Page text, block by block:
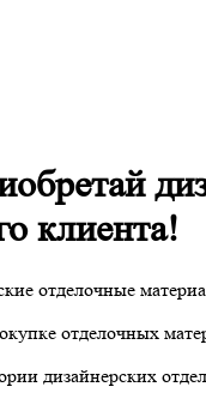
клиента!
отделочные
отделочных
дизайнерских